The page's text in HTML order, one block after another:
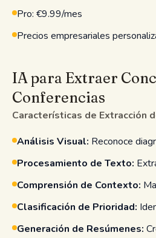
Pro: €9.99/mes
Precios empresariales
IA para Extraer
Conferencias
Características de Extracción
Análisis Visual: Reconoce
Procesamiento de Texto:
Comprensión de Contexto:
Clasificación de Prioridad:
Generación de Resúmenes: